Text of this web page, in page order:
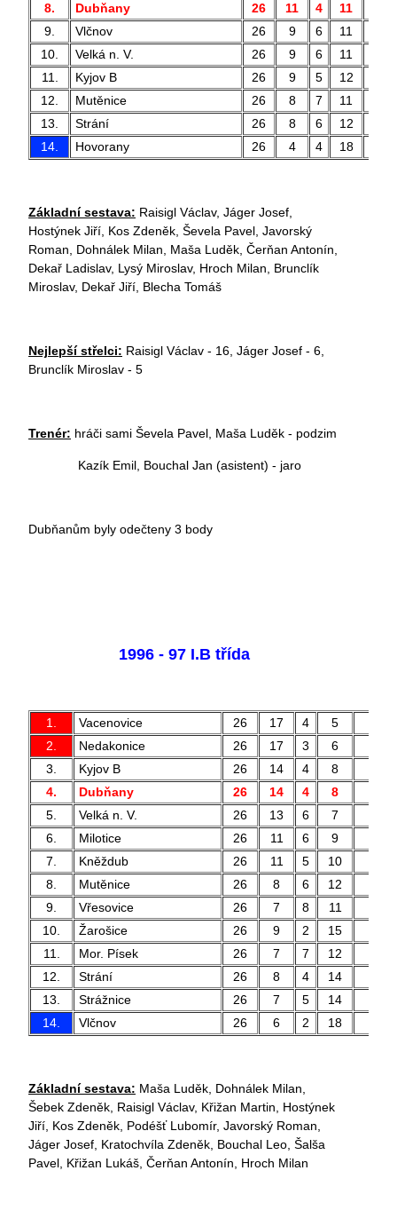
8.
Dubňany 26 11 4 11
9.
Vlčnov 26 9 6 11
10.
Velká n. V. 26 9 6 11
11.
Kyjov B 26 9 5 12
12.
Mutěnice 26 8 7 11
13.
Strání 26 8 6 12
14.
Hovorany 26 4 4 18
Základní sestava: Raisigl Václav, Jáger Josef,
Hostýnek Jiří, Kos Zdeněk, Ševela Pavel, Javorský
Roman, Dohnálek Milan, Maša Luděk, Čerňan Antonín,
Dekař Ladislav, Lysý Miroslav, Hroch Milan, Brunclík
Miroslav, Dekař Jiří, Blecha Tomáš
Nejlepší střelci: Raisigl Václav - 16, Jáger Josef - 6,
Brunclík Miroslav - 5
Trenér: hráči sami Ševela Pavel, Maša Luděk - podzim
Kazík Emil, Bouchal Jan (asistent) - jaro
Dubňanům byly odečteny 3 body
1996 - 97 I.B třída
1. Vacenovice 26 17 4 5
2.
Nedakonice 26 17 3 6
3.
Kyjov B 26 14 4 8
4.
Dubňany 26 14 4 8
5.
Velká n. V. 26 13 6 7
6.
Milotice 26 11 6 9
7.
Kněždub 26 11 5 10
8.
Mutěnice 26 8 6 12
9.
Vřesovice 26 7 8 11
10.
Žarošice 26 9 2 15
11.
Mor. Písek 26 7 7 12
12.
Strání 26 8 4 14
13.
Strážnice 26 7 5 14
14.
Vlčnov 26 6 2 18
Základní sestava: Maša Luděk, Dohnálek Milan,
Šebek Zdeněk, Raisigl Václav, Křižan Martin, Hostýnek
Jiří, Kos Zdeněk, Podéšť Lubomír, Javorský Roman,
Jáger Josef, Kratochvíla Zdeněk, Bouchal Leo, Šalša
Pavel, Křižan Lukáš, Čerňan Antonín, Hroch Milan